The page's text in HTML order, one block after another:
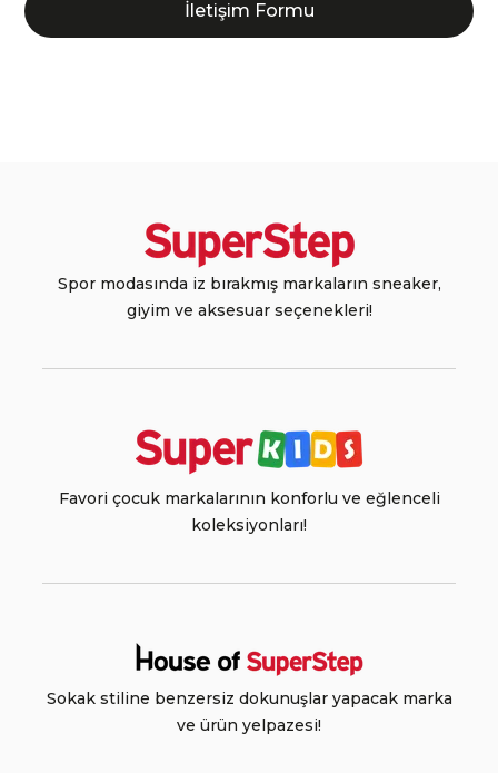
İletişim Formu
Spor modasında iz bırakmış markaların sneaker,
giyim ve aksesuar seçenekleri!
Favori çocuk markalarının konforlu ve eğlenceli
koleksiyonları!
Sokak stiline benzersiz dokunuşlar yapacak marka
ve ürün yelpazesi!